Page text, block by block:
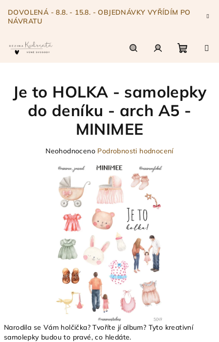
obsah
DOVOLENÁ - 8.8. - 15.8. - OBJEDNÁVKY VYŘÍDÍM PO
NÁVRATU
košík
Narodila se Vám holčička? Tvoříte jí album? Tyto kreativní
samolepky budou to pravé, co hledáte.
Je to HOLKA - samolepky
do deníku - arch A5 -
MINIMEE
Průměrné
produktu
hvězdiček.
Neohodnoceno Podrobnosti hodnocení